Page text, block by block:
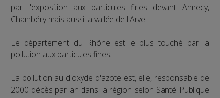
par l'exposition aux particules fines devant Annecy,
Chambéry mais aussi la vallée de l'Arve.
Le département du Rhône est le plus touché par la
pollution aux particules fines.
La pollution au dioxyde d'azote est, elle, responsable de
2000 décès par an dans la région selon Santé Publique